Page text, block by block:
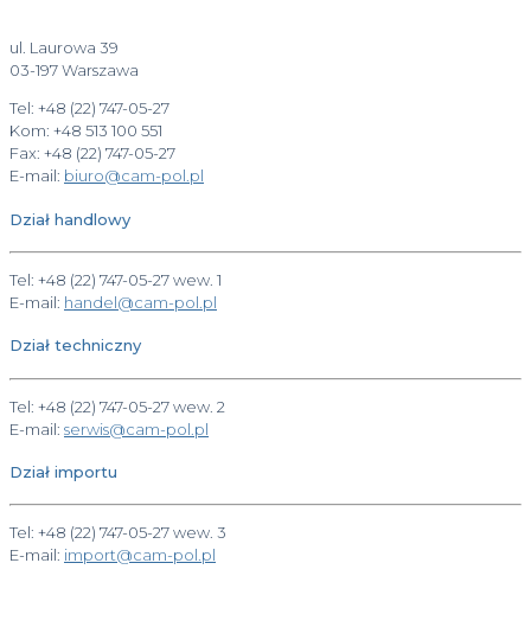
ul. Laurowa 39
03-197 Warszawa
Tel: +48 (22) 747-05-27
Kom: +48 513 100 551
Fax: +48 (22) 747-05-27
E-mail: biuro@cam-pol.pl
Dział handlowy
Tel: +48 (22) 747-05-27 wew. 1
E-mail: handel@cam-pol.pl
Dział techniczny
Tel: +48 (22) 747-05-27 wew. 2
E-mail: serwis@cam-pol.pl
Dział importu
Tel: +48 (22) 747-05-27 wew. 3
E-mail: import@cam-pol.pl